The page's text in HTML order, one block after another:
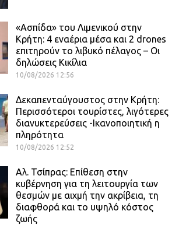
«Ασπίδα» του Λιμενικού στην
Κρήτη: 4 εναέρια μέσα και 2 drones
επιτηρούν το λιβυκό πέλαγος – Οι
δηλώσεις Κικίλια
10/08/2026 12:56
Δεκαπενταύγουστος στην Κρήτη:
Περισσότεροι τουρίστες, λιγότερες
διανυκτερεύσεις -Ικανοποιητική η
πληρότητα
10/08/2026 12:52
Αλ. Τσίπρας: Επίθεση στην
κυβέρνηση για τη λειτουργία των
θεσμών με αιχμή την ακρίβεια, τη
διαφθορά και το υψηλό κόστος
ζωής